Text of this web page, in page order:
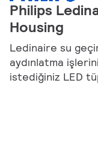
Philips
Housing
Ledinaire su
aydınlatma
istediğiniz LED